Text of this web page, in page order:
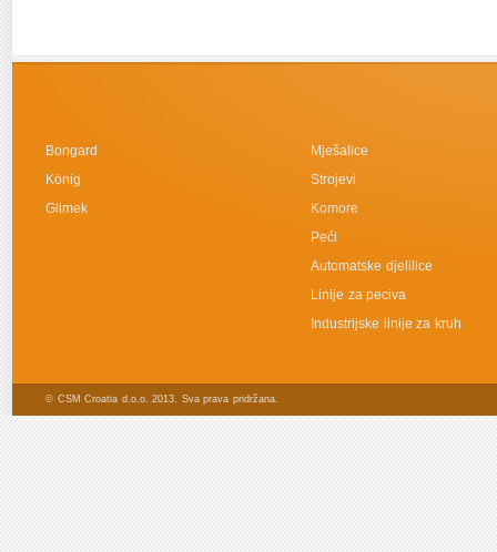
Bongard
König
Glimek
Mješalice
Strojevi
Komore
Peći
Automatske djelilice
Linije za peciva
Industrijske linije za kruh
© CSM Croatia d.o.o. 2013. Sva prava pridržana.